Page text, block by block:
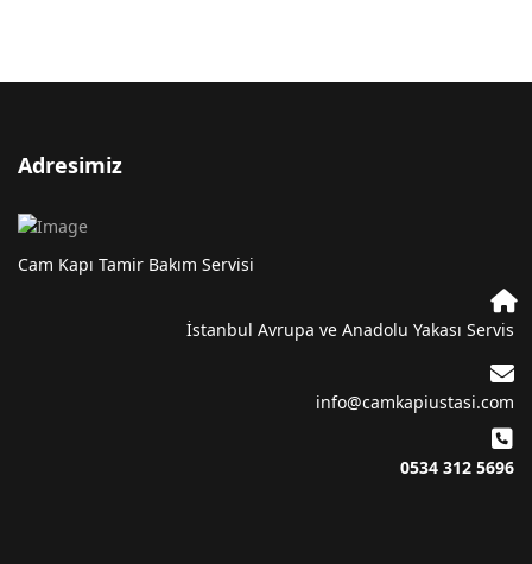
Adresimiz
Cam Kapı Tamir Bakım Servisi
İstanbul Avrupa ve Anadolu Yakası Servis
info@camkapiustasi.com
0534 312 5696